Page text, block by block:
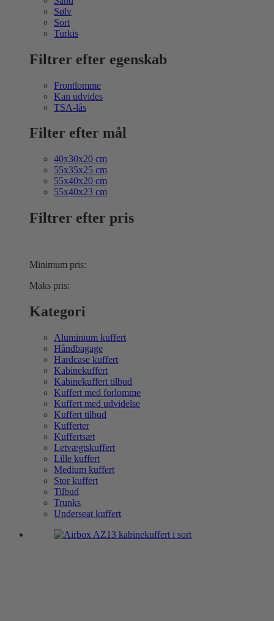
Sølv
Sort
Turkis
Filtrer efter egenskab
Frontlomme
Kan udvides
TSA-lås
Filter efter mål
40x30x20 cm
55x35x25 cm
55x40x20 cm
55x40x23 cm
Filtrer efter pris
Minimum pris:
Maks pris:
Kategori
Aluminium kuffert
Håndbagage
Hardcase kuffert
Kabinekuffert
Kabinekuffert tilbud
Kuffert med forlomme
Kuffert med udvidelse
Kuffert tilbud
Kufferter
Kuffertsæt
Letvægtskuffert
Lille kuffert
Medium kuffert
Stor kuffert
Tilbud
Trunks
Underseat kuffert